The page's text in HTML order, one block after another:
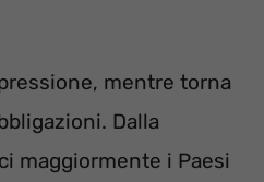
mentre torna
Dalla
maggiormente i Paesi